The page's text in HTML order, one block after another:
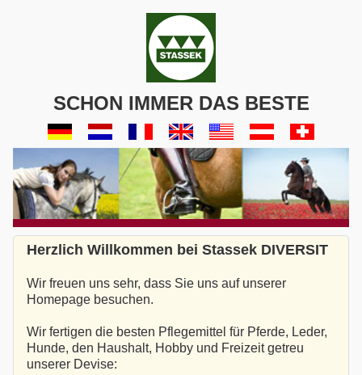
SCHON IMMER DAS BESTE
Herzlich Willkommen bei Stassek DIVERSIT
Wir freuen uns sehr, dass Sie uns auf unserer
Homepage besuchen.
Wir fertigen die besten Pflegemittel für Pferde, Leder,
Hunde, den Haushalt, Hobby und Freizeit getreu
unserer Devise: